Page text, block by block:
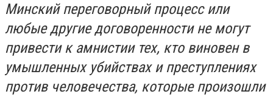
Минский переговорный процесс или
любые другие договоренности не могут
привести к амнистии тех, кто виновен в
умышленных убийствах и преступлениях
против человечества, которые произошли